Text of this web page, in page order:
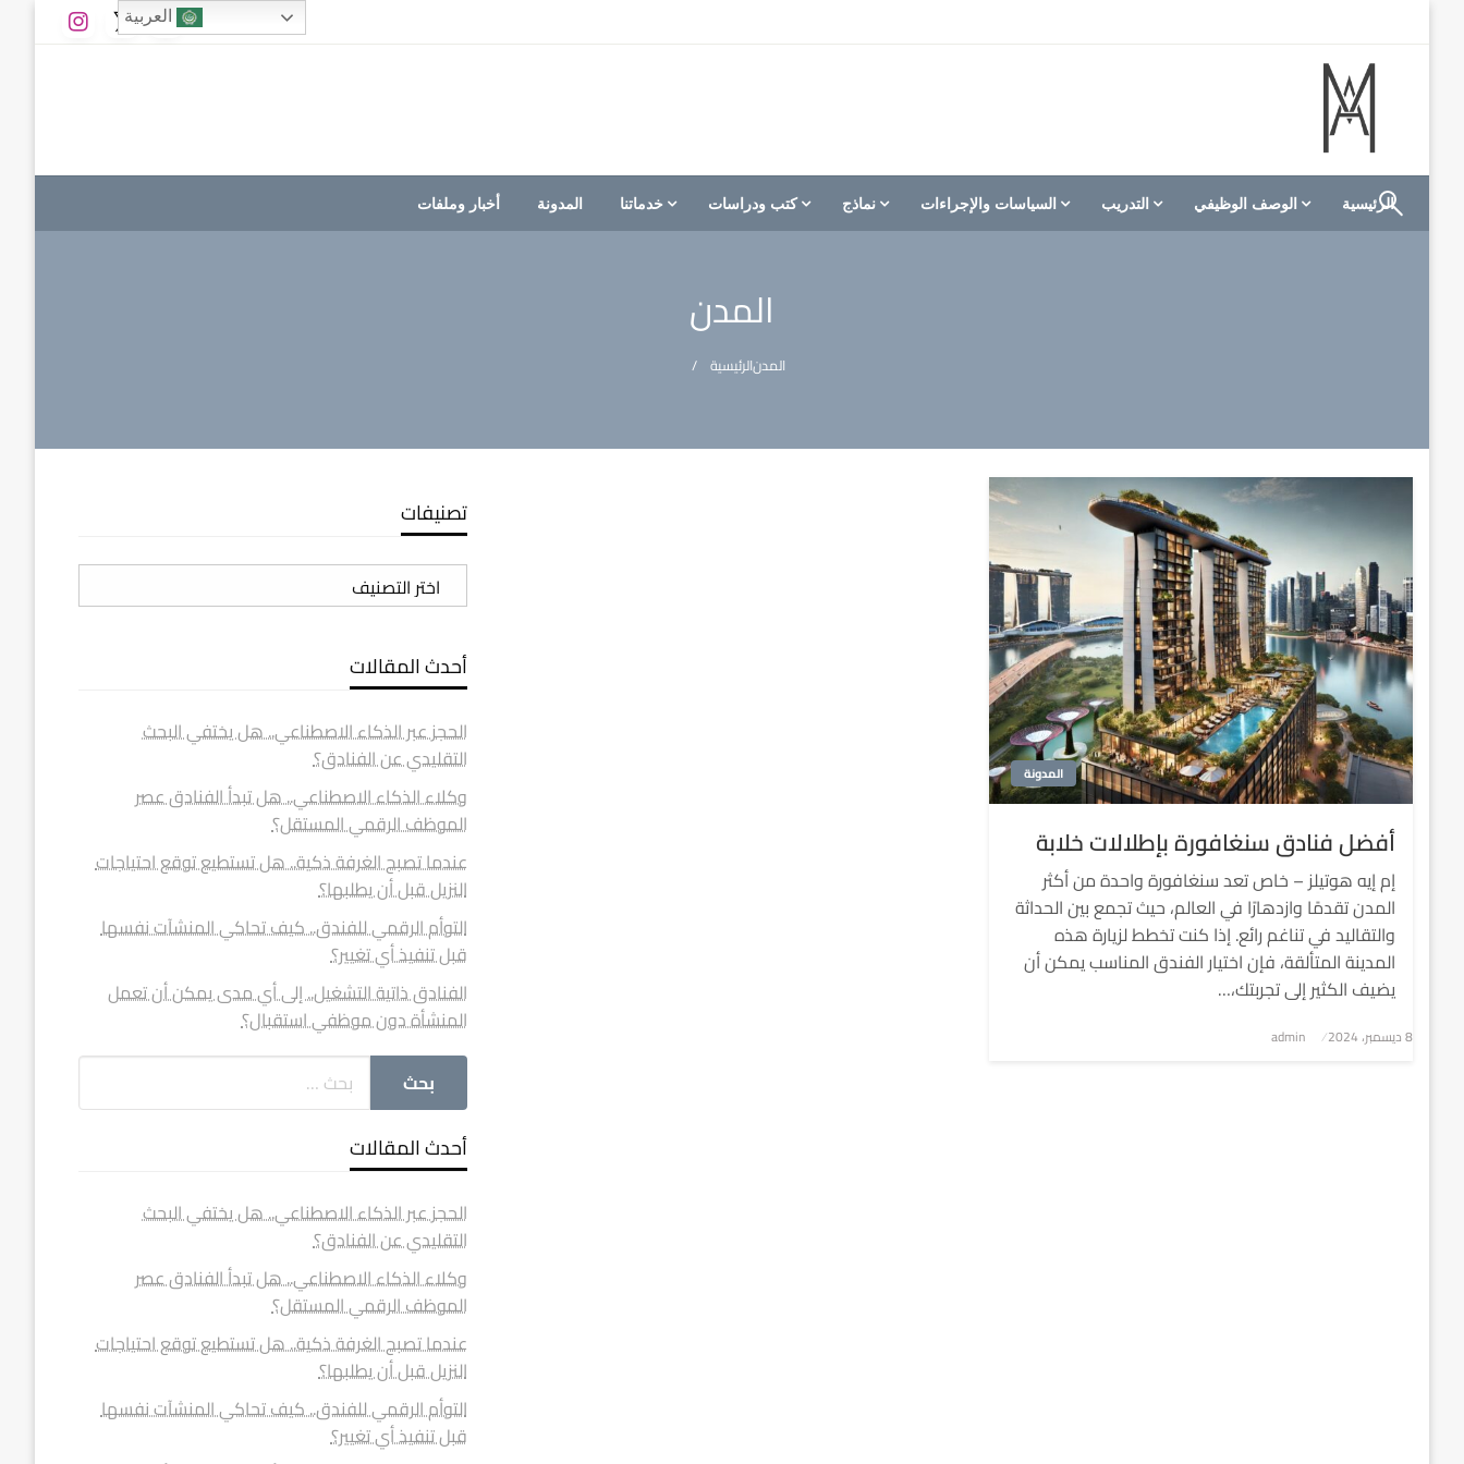
M A hotels | إم ايه هوتيلز
الموقع الأول للعاملين في الفنادق في العالم العربي
الرئيسية الوصف الوظيفي التدريب السياسات والإجراءات نماذج كتب ودراسات خدماتنا المدونة أخبار وملفات
المدن
الرئيسيةالمدن
المدونة
أفضل فنادق سنغافورة بإطلالات خلابة
إم إيه هوتيلز – خاص تعد سنغافورة واحدة من أكثر
المدن تقدمًا وازدهارًا في العالم، حيث تجمع بين الحداثة
والتقاليد في تناغم رائع. إذا كنت تخطط لزيارة هذه
المدينة المتألقة، فإن اختيار الفندق المناسب يمكن أن
يضيف الكثير إلى تجربتك،…
نُشر
8 ديسمبر، 2024 admin
تصنيفات
تصنيفات
أحدث المقالات
الحجز عبر الذكاء الاصطناعي.. هل يختفي البحث
التقليدي عن الفنادق؟
وكلاء الذكاء الاصطناعي.. هل تبدأ الفنادق عصر
الموظف الرقمي المستقل؟
عندما تصبح الغرفة ذكية.. هل تستطيع توقع احتياجات
النزيل قبل أن يطلبها؟
التوأم الرقمي للفندق.. كيف تحاكي المنشآت نفسها
قبل تنفيذ أي تغيير؟
الفنادق ذاتية التشغيل.. إلى أي مدى يمكن أن تعمل
المنشأة دون موظفي استقبال؟
أحدث المقالات
الحجز عبر الذكاء الاصطناعي.. هل يختفي البحث
التقليدي عن الفنادق؟
وكلاء الذكاء الاصطناعي.. هل تبدأ الفنادق عصر
الموظف الرقمي المستقل؟
عندما تصبح الغرفة ذكية.. هل تستطيع توقع احتياجات
النزيل قبل أن يطلبها؟
التوأم الرقمي للفندق.. كيف تحاكي المنشآت نفسها
قبل تنفيذ أي تغيير؟
العربية